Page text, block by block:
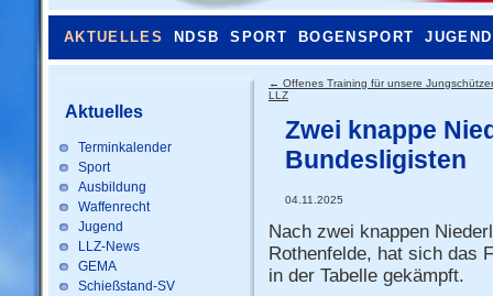
AKTUELLES NDSB SPORT BOGENSPORT JUGEND
Aktuelles
Terminkalender
Sport
Ausbildung
Waffenrecht
Jugend
LLZ-News
GEMA
Schießstand-SV
← Offenes Training für unsere
LLZ
Zwei knappe
Bundesligisten
04.11.2025
Nach zwei knappen
Rothenfelde, hat sich das
in der Tabelle gekämpft.